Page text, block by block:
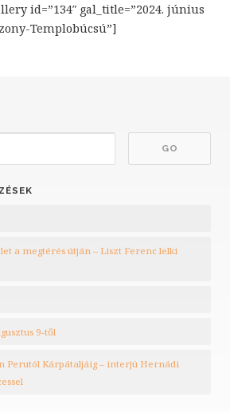
id=”134″ gal_title=”2024. június
Templobúcsú”]
a megtérés útján – Liszt Ferenc lelki
9-től
Perutól Kárpátaljáig – interjú Hernádi